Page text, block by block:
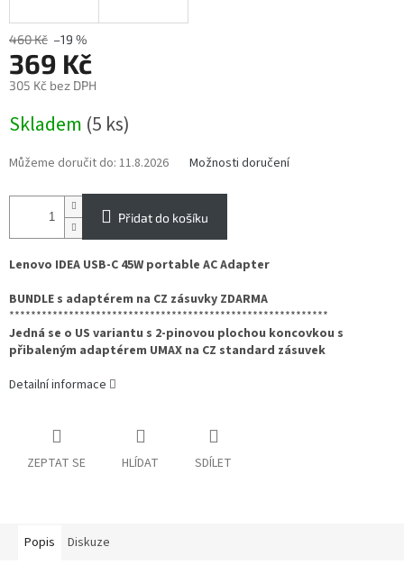
460 Kč –19 %
369 Kč
305 Kč bez DPH
cena:
Skladem (5 ks)
Můžeme doručit do: 11.8.2026 Možnosti doručení
Přidat do košíku
Lenovo IDEA USB-C 45W portable AC Adapter
BUNDLE s adaptérem na CZ zásuvky ZDARMA
***********************************************************
Jedná se o US variantu s 2-pinovou plochou koncovkou s
přibaleným adaptérem UMAX na CZ standard zásuvek
Detailní informace
ZEPTAT SE HLÍDAT SDÍLET
Popis Diskuze